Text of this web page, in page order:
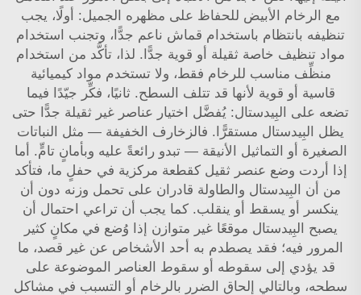
مع الرخام الأبيض للحفاظ على مظهره الجميل: أولًا، يجب
تنظيفه بانتظام باستخدام قماش ناعم جدًّا، وتجنب استخدام
مواد تنظيف خاصة ثقيلة أو قوية جدًّا. لذا، تأكَّد من استخدام
منظِّف مناسب للرخام فقط، ولا تستخدم مواد كيميائية
قاسية أو قوية لأنها قد تتلف السطح. ثانيًا، فكِّر جيّدًا فيما
تضعه على البِيدستال: يُفضَّل اختيار عناصر غير ثقيلة جدًّا حتى
يظل البِيدستال مستقرًّا. فالزخارف الخفيفة — مثل النباتات
الصغيرة أو التماثيل الأنيقة — تبدو رائعةً عليه وبأمانٍ تامٍّ. أما
إذا أردت وضع عنصر ثقيل كقطعة مركزية في حفلٍ ما، فتأكد
من أن البِيدستال والطاولة قادران على تحمل وزنه دون أن
ينكسر أو يسقط أو ينقلب. كما يجب أن تراعي احتمال أن
يصبح البِيدستال موقعًا غير متوازن إذا وُضع في مكانٍ كثير
المرور فيه؛ فقد يصطدم به أحد الأشخاص عن غير قصد، ما
قد يؤدي إلى سقوطه أو سقوط العناصر الموضوعة على
سطحه، وبالتالي إلحاق الضرر بالرخام أو التسبب في مشاكل